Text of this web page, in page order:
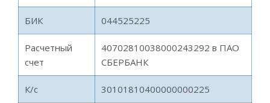
БИК 044525225
Расчетный
счет
40702810038000243292 в ПАО
СБЕРБАНК
К/с 30101810400000000225